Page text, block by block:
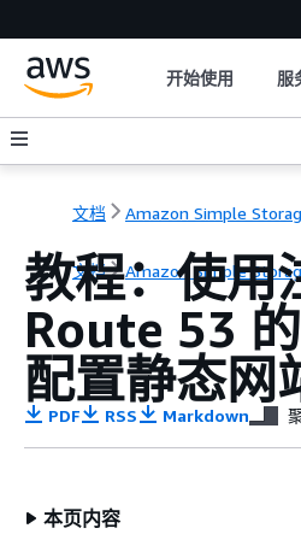
开始使用 服
文档 Amazon Simple
文档 Amazon Simple
教程：使用
Route 53
配置静态网
PDF RSS Markdown
本页内容